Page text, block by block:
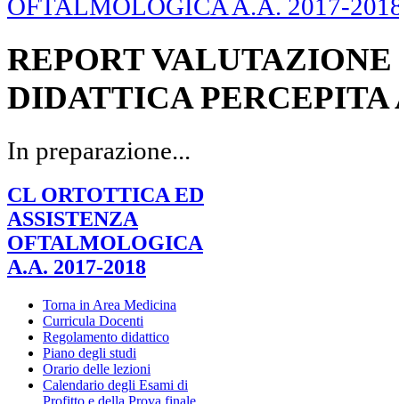
OFTALMOLOGICA A.A. 2017-
REPORT
DIDATTICA PERCEPITA
In preparazione...
CL ORTOTTICA ED
ASSISTENZA
OFTALMOLOGICA
A.A. 2017-2018
Torna in Area Medicina
Curricula Docenti
Regolamento didattico
Piano degli studi
Orario delle lezioni
Calendario degli Esami di
Profitto e della Prova finale